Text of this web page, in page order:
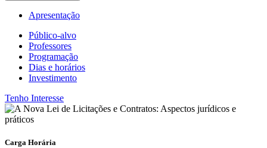
Apresentação
Público-alvo
Professores
Programação
Dias e horários
Investimento
Tenho Interesse
Carga Horária